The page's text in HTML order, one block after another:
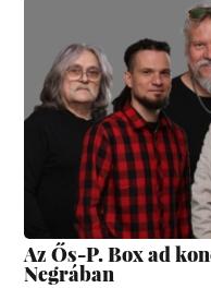
Az Ős-P. Box ad
Negrában